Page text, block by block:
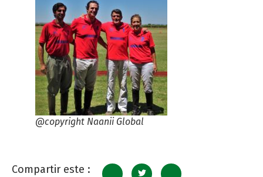
@copyright Naanii Global
Compartir este :